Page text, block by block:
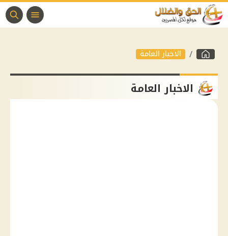
الاخبار العامة
الاخبار العامة